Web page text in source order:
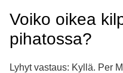
Voiko oikea
pihatossa?
Lyhyt vastaus: Kyllä. Per